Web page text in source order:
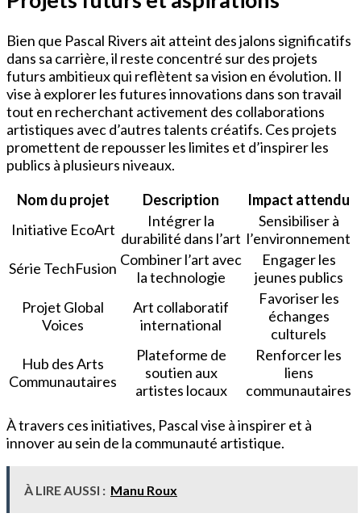
Bien que Pascal Rivers ait atteint des jalons significatifs
dans sa carrière, il reste concentré sur des projets
futurs ambitieux qui reflètent sa vision en évolution. Il
vise à explorer les futures innovations dans son travail
tout en recherchant activement des collaborations
artistiques avec d’autres talents créatifs. Ces projets
promettent de repousser les limites et d’inspirer les
publics à plusieurs niveaux.
Nom du projet
Description
Impact attendu
Initiative EcoArt
Intégrer la
durabilité dans l’art
Sensibiliser à
l’environnement
Série TechFusion Combiner l’art avec
la technologie
Engager les
jeunes publics
Projet Global
Voices
Art collaboratif
international
Favoriser les
échanges
culturels
Hub des Arts
Communautaires
Plateforme de
soutien aux
artistes locaux
Renforcer les
liens
communautaires
À travers ces initiatives, Pascal vise à inspirer et à
innover au sein de la communauté artistique.
À LIRE AUSSI : Manu Roux